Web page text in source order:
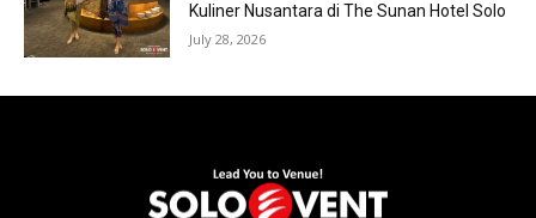
Kuliner Nusantara di The Sunan Hotel Solo
July 28, 2026